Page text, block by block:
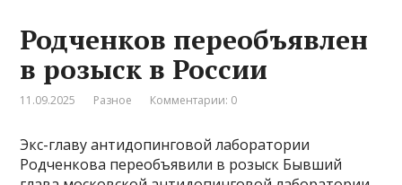
Родченков переобъявлен
в розыск в России
11.09.2025 Разное Комментарии: 0
Экс-главу антидопинговой лаборатории
Родченкова переобъявили в розыск Бывший